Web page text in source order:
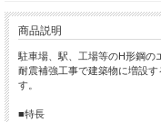
商品説明
駐車場、駅、工場等のH形鋼の
耐震補強工事で建築物に増設
す。
■特長